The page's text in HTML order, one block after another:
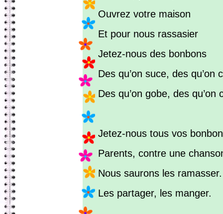
Ouvrez votre maison
Et pour nous rassasier
Jetez-nous des bonbons
Des qu’on suce, des qu’on
Des qu’on gobe, des qu’on
Jetez-nous tous vos
Parents, contre une
Nous saurons les ramasser.
Les partager, les manger.